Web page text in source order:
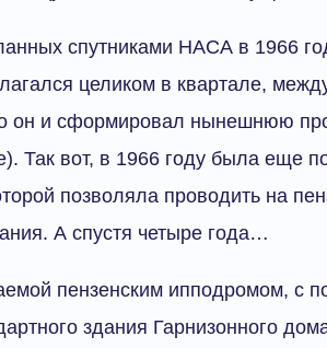
спутниками НАСА в 1966
целиком в квартале,
он и сформировал нынешнюю
Так вот, в 1966 году была еще
позволяла проводить на
А спустя четыре года…
пензенским ипподромом, с
здания Гарнизонного